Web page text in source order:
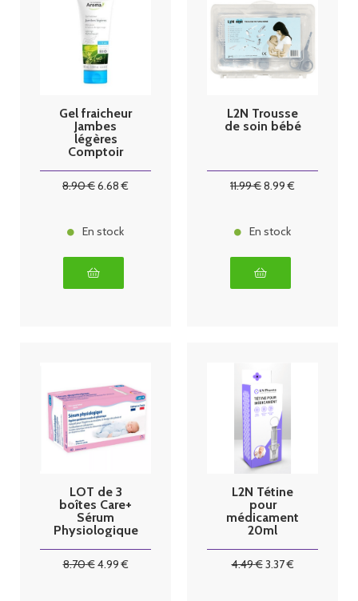
Gel fraicheur
Jambes
légères
Comptoir
8.90€6.68 €
En stock
L2N Trousse
de soin bébé
11.99€8.99 €
En stock
LOT de 3
boîtes Care+
Sérum
Physiologique
40x3
8.70€4.99€
L2N Tétine
pour
médicament
20ml
4.49€3.37€